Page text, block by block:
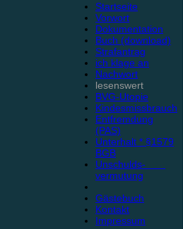
Startseite
Vorwort
Dokumentation
Buch (download)
Strafantrag
ich klage an
Nachwort
lesenswert
BVG-Utopie
Kindesmissbrauch
Entfremdung
(PAS)
Unterhalt * §1579
BGB
Unschulds-
vermutung
Gästebuch
Kontakt
Impressum